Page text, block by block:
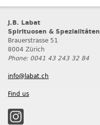
J.B. Labat
Spirituosen & Spezialitäten
Brauerstrasse 51
8004 Zürich
Phone: 0041 43 243 32 84
info@labat.ch
Find us